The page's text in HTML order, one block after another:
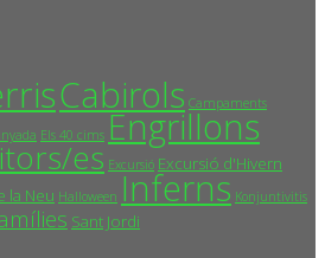
Cabirols Campaments
Els 40 cims Engrillons
es Excursió Excursió d'Hivern
la Neu Halloween Inferns Konjuntivitis
Sant Jordi